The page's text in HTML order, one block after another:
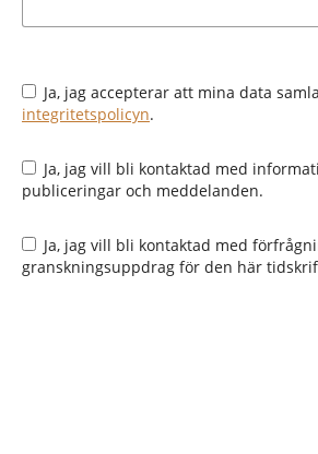
Ja, jag accepterar att mina data
integritetspolicyn.
publiceringar och meddelanden.
granskningsuppdrag för den här